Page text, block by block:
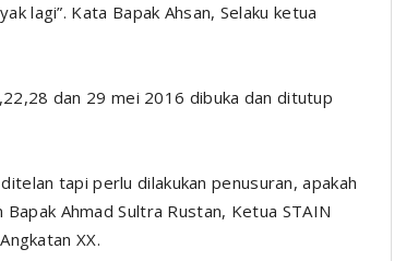
lagi”. Kata Bapak Ahsan, Selaku ketua
dan 29 mei 2016 dibuka dan ditutup
tapi perlu dilakukan penusuran, apakah
Bapak Ahmad Sultra Rustan, Ketua STAIN
XX.